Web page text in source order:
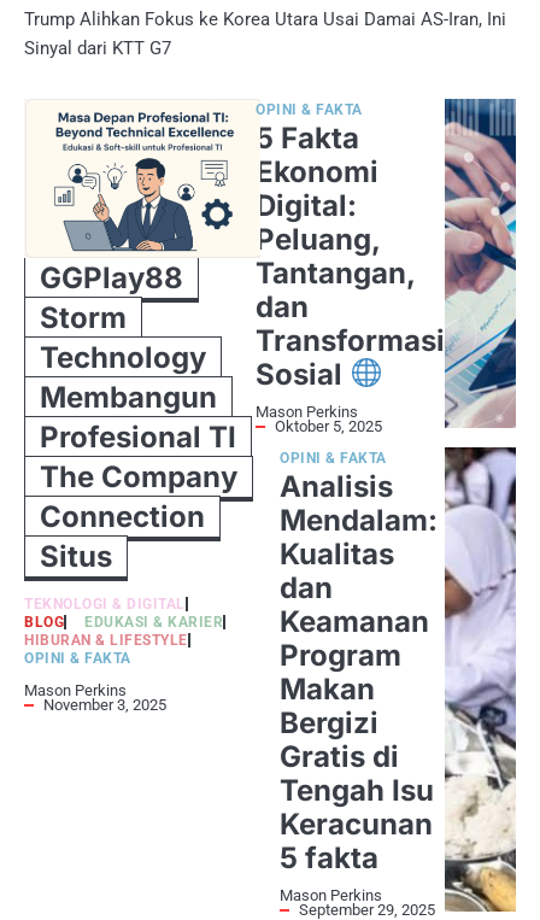
Trump Alihkan Fokus ke Korea Utara Usai Damai AS-Iran, Ini
Sinyal dari KTT G7
GGPlay88
Storm
Technology
Membangun
Profesional TI
The Company
Connection
Situs
TEKNOLOGI & DIGITAL
BLOG
EDUKASI & KARIER
HIBURAN & LIFESTYLE
OPINI & FAKTA
Mason Perkins
November 3, 2025
5 Fakta
Ekonomi
Digital:
Peluang,
Tantangan,
dan
Transformasi
Sosial
OPINI & FAKTA
Mason Perkins
Oktober 5, 2025
Analisis
Mendalam:
Kualitas
dan
Keamanan
Program
Makan
Bergizi
Gratis di
Tengah Isu
Keracunan
5 fakta
OPINI & FAKTA
Mason Perkins
September 29, 2025